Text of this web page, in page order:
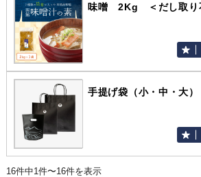
味噌 2Kg ＜だし取り
手提げ袋（小・中・大）
16件中1件〜16件を表示